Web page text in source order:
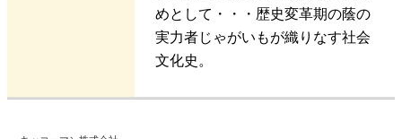
めとして・・・歴史変革期の蔭の
実力者じゃがいもが織りなす社会
文化史。